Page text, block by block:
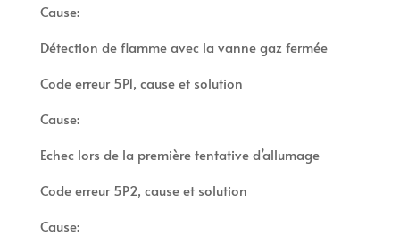
Cause:
Détection de flamme avec la vanne gaz fermée
Code erreur 5P1, cause et solution
Cause:
Echec lors de la première tentative d’allumage
Code erreur 5P2, cause et solution
Cause: